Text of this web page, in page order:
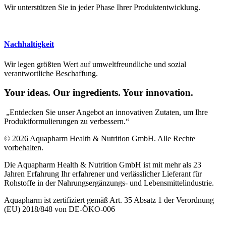
Wir unterstützen Sie in jeder Phase Ihrer Produktentwicklung.
Nachhaltigkeit
Wir legen größten Wert auf umweltfreundliche und sozial
verantwortliche Beschaffung.
Your ideas. Our ingredients. Your innovation.
„Entdecken Sie unser Angebot an innovativen Zutaten, um Ihre
Produktformulierungen zu verbessern.“
© 2026 Aquapharm Health & Nutrition GmbH. Alle Rechte
vorbehalten.
Die Aquapharm Health & Nutrition GmbH ist mit mehr als 23
Jahren Erfahrung Ihr erfahrener und verlässlicher Lieferant für
Rohstoffe in der Nahrungsergänzungs- und Lebensmittelindustrie.
Aquapharm ist zertifiziert gemäß Art. 35 Absatz 1 der Verordnung
(EU) 2018/848 von DE-ÖKO-006